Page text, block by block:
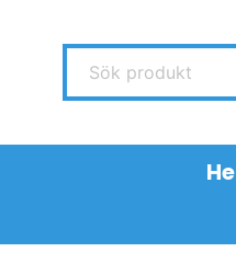
Sök produkt